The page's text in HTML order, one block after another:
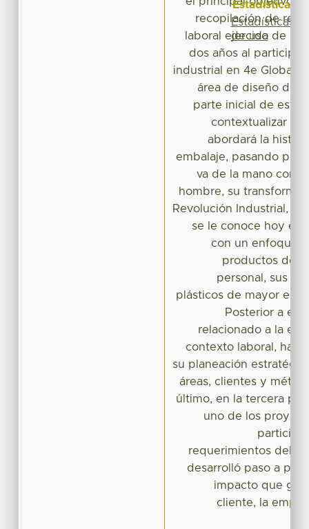
recopilación de
laboral ejercida de un
dos años al
industrial en 4e Global
área de diseño de
parte inicial de este
contextualizar el
abordará la
embalaje, pasando por
va de la mano con
hombre, su
Revolución Industrial,
se le conoce hoy en
con un enfoque
productos de
personal, sus
plásticos de mayor
Posterior a
relacionado a la
contexto laboral,
su planeación
áreas, clientes y
último, en la tercera
uno de los
requerimientos del
desarrolló paso a
impacto que
cliente, la
Estadísticas
Estadísticas
de uso